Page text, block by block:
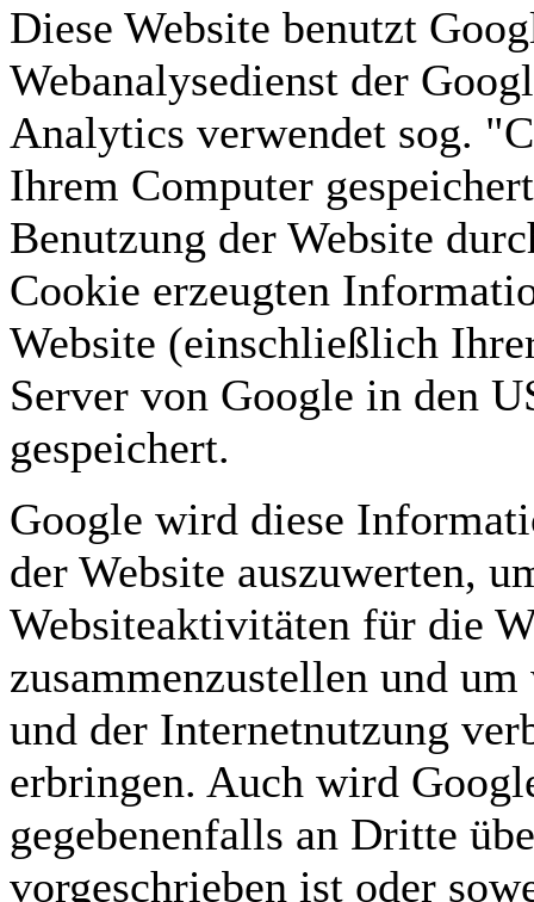
Diese Website benutzt
Webanalysedienst der
Analytics verwendet sog.
Ihrem Computer
Benutzung der Website
Cookie erzeugten
Website (einschließlich
Server von Google in den
gespeichert.
Google wird diese
der Website auszuwerten,
Websiteaktivitäten für die
zusammenzustellen und
und der Internetnutzung
erbringen. Auch wird
gegebenenfalls an Dritte
vorgeschrieben ist oder